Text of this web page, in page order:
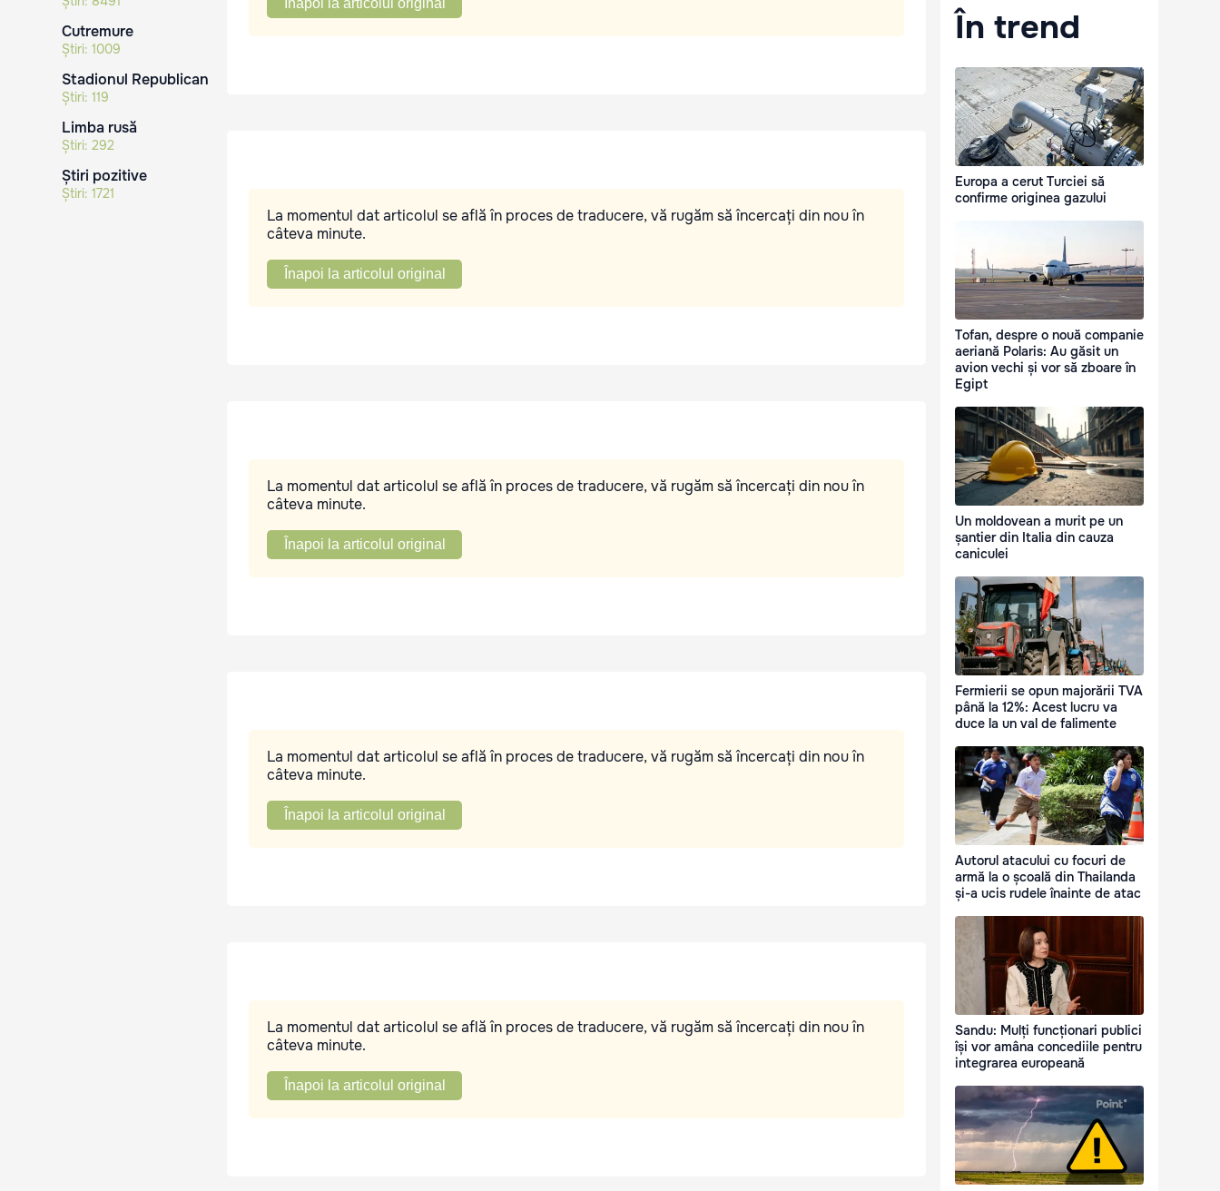
Cutremure
Știri: 1009
Stadionul Republican
Știri: 119
Limba rusă
Știri: 292
Știri pozitive
Știri: 1721
Înapoi la articolul original
La momentul dat articolul se află în proces de traducere, vă rugăm să încercați din nou în
câteva minute.
Înapoi la articolul original
La momentul dat articolul se află în proces de traducere, vă rugăm să încercați din nou în
câteva minute.
Înapoi la articolul original
La momentul dat articolul se află în proces de traducere, vă rugăm să încercați din nou în
câteva minute.
Înapoi la articolul original
La momentul dat articolul se află în proces de traducere, vă rugăm să încercați din nou în
câteva minute.
Înapoi la articolul original
În trend
Europa a cerut Turciei să
confirme originea gazului
Tofan, despre o nouă companie
aeriană Polaris: Au găsit un
avion vechi și vor să zboare în
Egipt
Un moldovean a murit pe un
șantier din Italia din cauza
caniculei
Fermierii se opun majorării TVA
până la 12%: Acest lucru va
duce la un val de falimente
Autorul atacului cu focuri de
armă la o școală din Thailanda
și-a ucis rudele înainte de atac
Sandu: Mulți funcționari publici
își vor amâna concediile pentru
integrarea europeană